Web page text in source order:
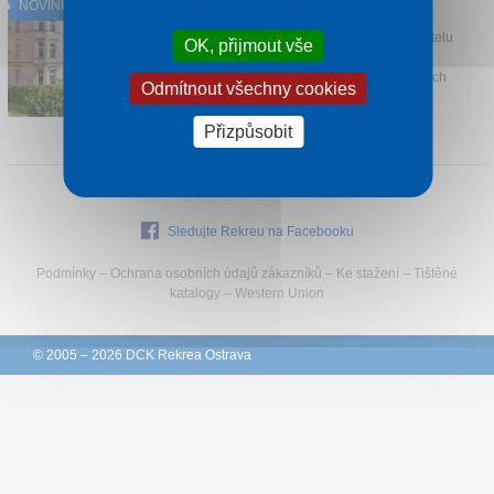
Kontakt
NOVINKA
Užijte si výjimečný lázeňský pobyt v hotelu
Monti Spa v srdci Františkových Lázní.
Elegantní prostředí u parku a historických
památek n...
1 noc od1 760 Kč
Sledujte Rekreu na Facebooku
Podmínky – Ochrana osobních údajů zákazníků – Ke stažení – Tištěné
katalogy – Western Union
© 2005 – 2026 DCK Rekrea Ostrava
OK, přijmout vše
Odmítnout všechny cookies
Přizpůsobit